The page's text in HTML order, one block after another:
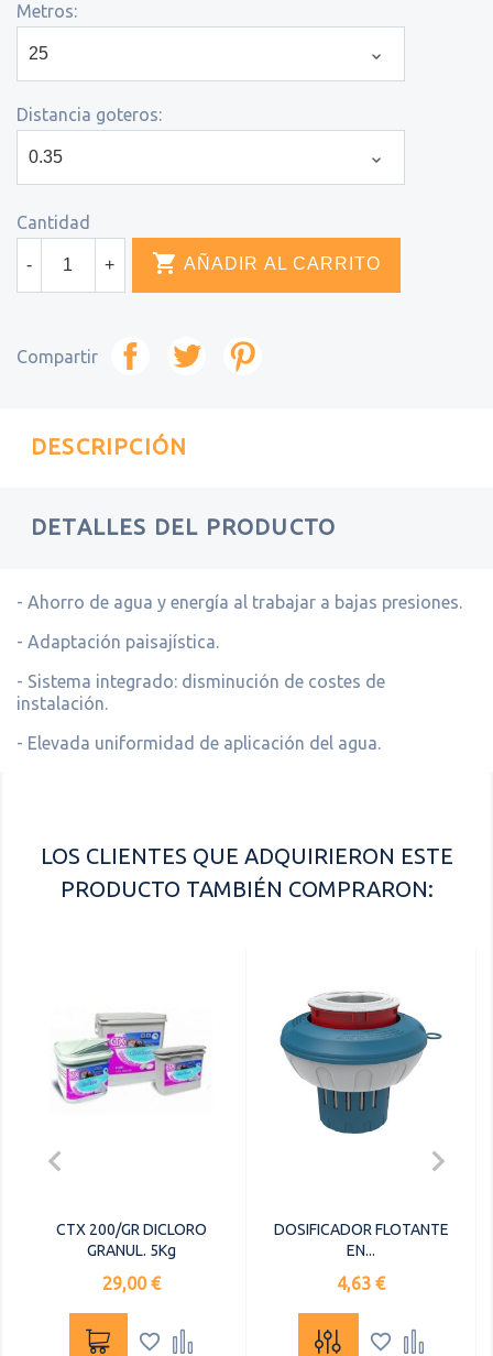
Metros:
Distancia goteros:
Cantidad
- +  AÑADIR AL CARRITO
Compartir
DESCRIPCIÓN
DETALLES DEL PRODUCTO
- Ahorro de agua y energía al trabajar a bajas presiones.
- Adaptación paisajística.
- Sistema integrado: disminución de costes de
instalación.
- Elevada uniformidad de aplicación del agua.
LOS CLIENTES QUE ADQUIRIERON ESTE
PRODUCTO TAMBIÉN COMPRARON:

CTX 200/GR DICLORO
GRANUL. 5Kg
Precio
29,00 €
 
DOSIFICADOR FLOTANTE
EN...
Precio
4,63 €
 
